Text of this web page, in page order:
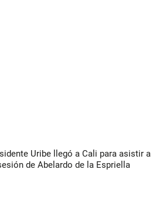
Uribe llegó a Cali para asistir a
de Abelardo de la Espriella